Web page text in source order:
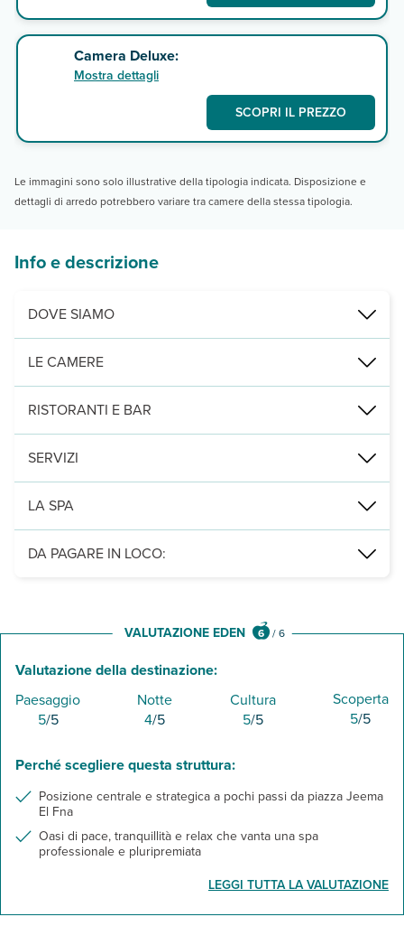
Camera Deluxe:
Mostra dettagli
SCOPRI IL PREZZO
Le immagini sono solo illustrative della tipologia indicata. Disposizione e
dettagli di arredo potrebbero variare tra camere della stessa tipologia.
Info e descrizione
DOVE SIAMO
Marrakech, nell’antico e rinomato centro città della Medina, 850
LE CAMERE
43 camere distribuite in edifici da 2 piani all’interno dei 6 riads
RISTORANTI E BAR
1 ristorante à la carte in comune fra tutti i riads, con specialità
SERVIZI
4 piscine, attrezzate con lettini, ombrelloni e teli mare a
LA SPA
il complesso ospita la pluripremiata Angsana Spa, che fonde i
DA PAGARE IN LOCO:
VALUTAZIONE EDEN 6 /6
Valutazione della destinazione:
Paesaggio
5/5
Notte
4/5
Cultura
5/5
Scoperta
5/5
Perché scegliere questa struttura:
Posizione centrale e strategica a pochi passi da piazza Jeema
El Fna
Oasi di pace, tranquillità e relax che vanta una spa
professionale e pluripremiata
LEGGI TUTTA LA VALUTAZIONE